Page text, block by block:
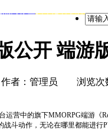
公开 端游
者：管理员 浏览次
营中的旗下MMORPG端游《
斗动作，无论在哪里都能进行